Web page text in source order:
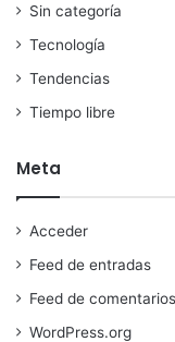
Sin categoría
Tecnología
Tendencias
Tiempo libre
Meta
Acceder
Feed de entradas
Feed de comentarios
WordPress.org